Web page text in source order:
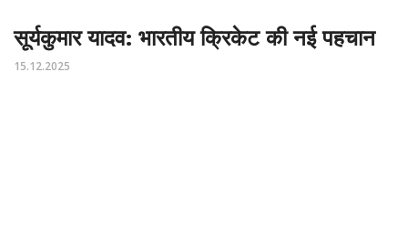
सूर्यकुमार यादव: भारतीय क्रिकेट की नई पहचान
15.12.2025